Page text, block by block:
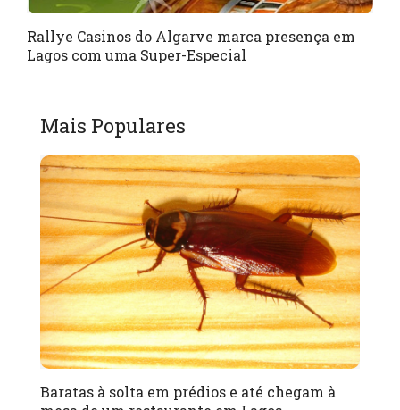
Rallye Casinos do Algarve marca presença em
Lagos com uma Super-Especial
Mais Populares
Baratas à solta em prédios e até chegam à